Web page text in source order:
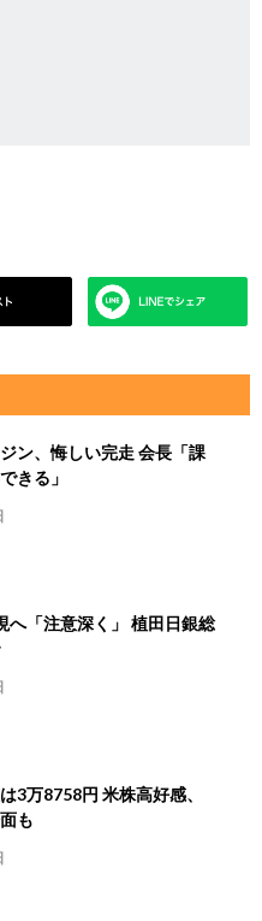
ン、悔しい完走 会長「課
きる」
へ「注意深く」 植田日銀総
3万8758円 米株高好感、
も